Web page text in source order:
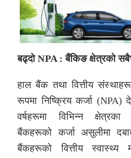
बढ्दो NPA :बैंकिङ क्षेत्रको
हाल बैंक तथा वित्तीय
रूपमा निष्क्रिय कर्जा (NPA)
वर्षहरूमा विभिन्न क्षेत्रका
बैंकहरूको कर्जा असुलीमा
बैंकहरूको वित्तीय स्वास्थ्य